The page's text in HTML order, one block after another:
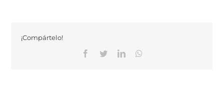
¡Compártelo!
Facebook
TwitterLinkedinWhatsapp